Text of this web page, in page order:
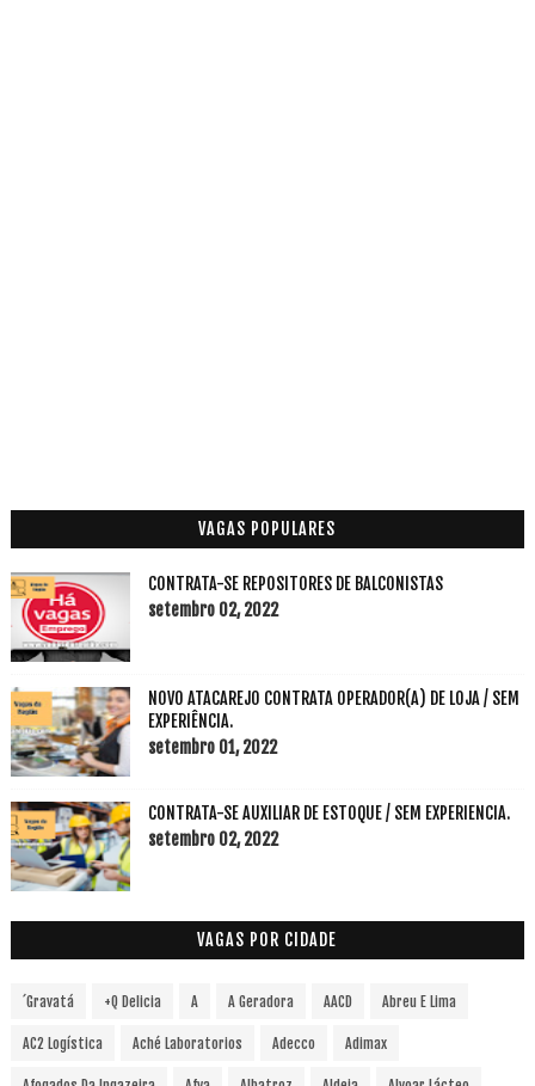
VAGAS POPULARES
CONTRATA-SE REPOSITORES DE BALCONISTAS
setembro 02, 2022
NOVO ATACAREJO CONTRATA OPERADOR(A) DE LOJA / SEM
EXPERIÊNCIA.
setembro 01, 2022
CONTRATA-SE AUXILIAR DE ESTOQUE / SEM EXPERIENCIA.
setembro 02, 2022
VAGAS POR CIDADE
´Gravatá +Q Delicia A A Geradora AACD Abreu E Lima
AC2 Logística Aché Laboratorios Adecco Adimax